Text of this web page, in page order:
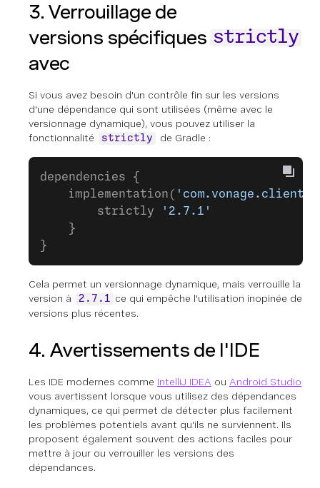
3. Verrouillage de
versions spécifiques
avec
strictly
Si vous avez besoin d'un contrôle fin sur les versions
d'une dépendance qui sont utilisées (même avec le
versionnage dynamique), vous pouvez utiliser la
fonctionnalité
strictly de Gradle :
dependencies {
implementation(
strictly
'2.7.1'
}
}
Cela permet un versionnage dynamique, mais verrouille la
version à
2.7.1 ce qui empêche l'utilisation inopinée de
versions plus récentes.
4. Avertissements de l'IDE
Les IDE modernes comme IntelliJ IDEA ou Android Studio
vous avertissent lorsque vous utilisez des dépendances
dynamiques, ce qui permet de détecter plus facilement
les problèmes potentiels avant qu'ils ne surviennent. Ils
proposent également souvent des actions faciles pour
mettre à jour ou verrouiller les versions des
dépendances.